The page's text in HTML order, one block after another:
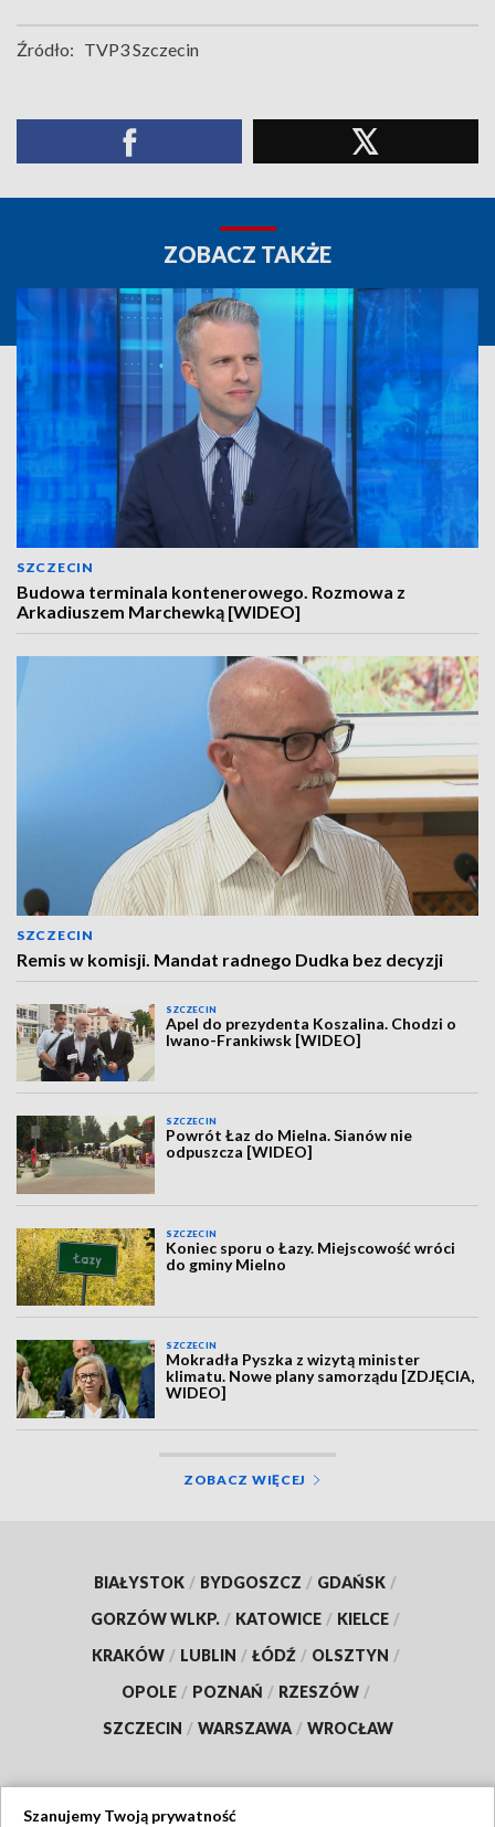
Źródło: TVP3 Szczecin
ZOBACZ TAKŻE
SZCZECIN
Budowa terminala kontenerowego. Rozmowa z
Arkadiuszem Marchewką [WIDEO]
SZCZECIN
Remis w komisji. Mandat radnego Dudka bez decyzji
SZCZECIN
Apel do prezydenta Koszalina. Chodzi o
Iwano-Frankiwsk [WIDEO]
SZCZECIN
Powrót Łaz do Mielna. Sianów nie
odpuszcza [WIDEO]
SZCZECIN
Koniec sporu o Łazy. Miejscowość wróci
do gminy Mielno
SZCZECIN
Mokradła Pyszka z wizytą minister
klimatu. Nowe plany samorządu [ZDJĘCIA,
WIDEO]
ZOBACZ WIĘCEJ
BIAŁYSTOK / BYDGOSZCZ / GDAŃSK /
GORZÓW WLKP. / KATOWICE / KIELCE /
KRAKÓW / LUBLIN / ŁÓDŹ / OLSZTYN /
OPOLE / POZNAŃ / RZESZÓW /
SZCZECIN / WARSZAWA / WROCŁAW
Szanujemy Twoją prywatność